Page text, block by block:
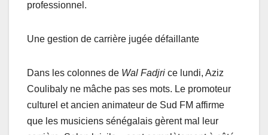
professionnel.
Une gestion de carrière jugée défaillante
Dans les colonnes de Wal Fadjri ce lundi, Aziz
Coulibaly ne mâche pas ses mots. Le promoteur
culturel et ancien animateur de Sud FM affirme
que les musiciens sénégalais gèrent mal leur